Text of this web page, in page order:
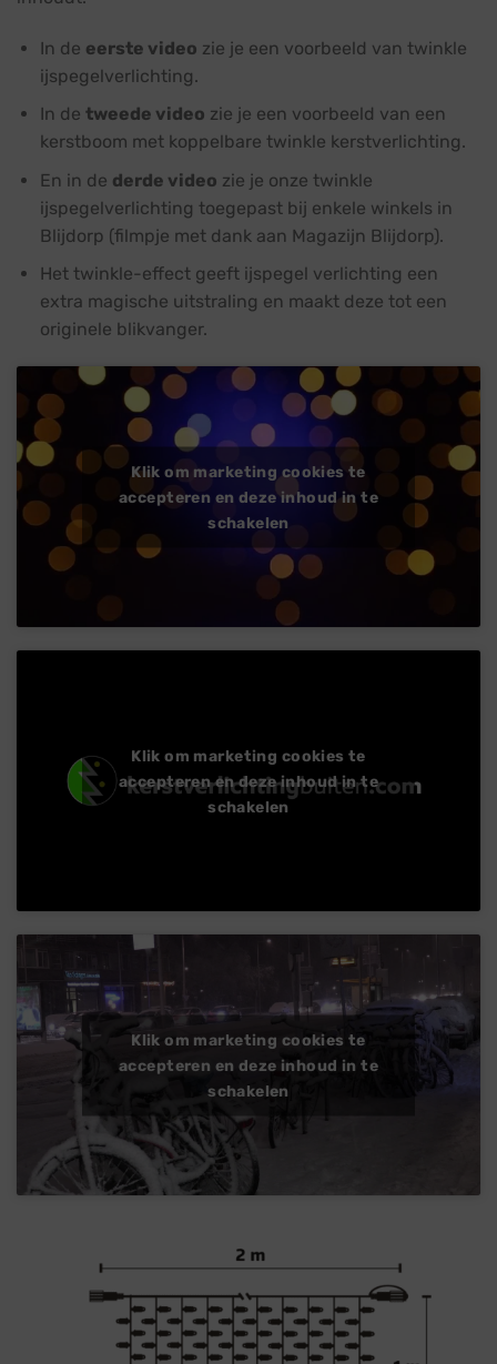
In de eerste video zie je een voorbeeld van twinkle
ijspegelverlichting.
In de tweede video zie je een voorbeeld van een
kerstboom met koppelbare twinkle kerstverlichting.
En in de derde video zie je onze twinkle
ijspegelverlichting toegepast bij enkele winkels in
Blijdorp (filmpje met dank aan Magazijn Blijdorp).
Het twinkle-effect geeft ijspegel verlichting een
extra magische uitstraling en maakt deze tot een
originele blikvanger.
Klik om marketing cookies te
accepteren en deze inhoud in te
schakelen
Klik om marketing cookies te
accepteren en deze inhoud in te
schakelen
Klik om marketing cookies te
accepteren en deze inhoud in te
schakelen